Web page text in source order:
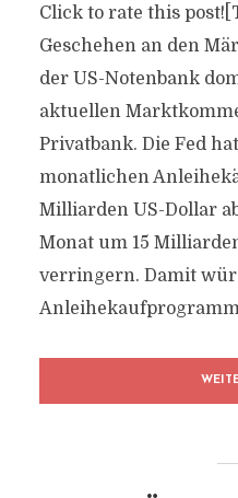
Click to rate this
Geschehen an den
der US-Notenbank
aktuellen
Privatbank. Die Fed
monatlichen
Milliarden US-Dollar
Monat um 15
verringern. Damit